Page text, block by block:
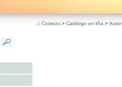
:: Comezo > Catálogo en liña >